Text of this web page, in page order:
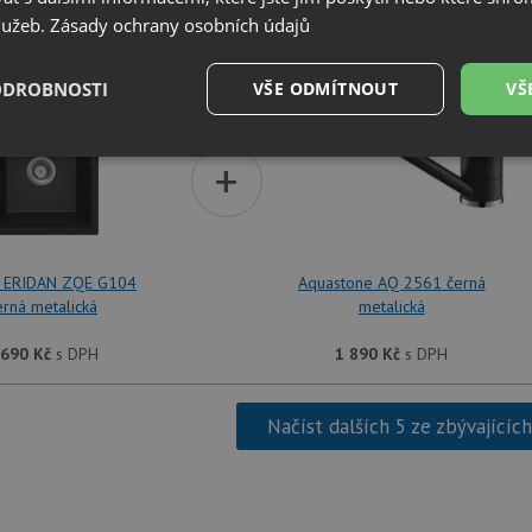
SET Deante ERIDAN ZQE G104 černá metalická +
ZQE G104
metalická
Kčs DPH
+
Aquastone AQ 2561 černá
metalická
1 890 Kč s DPH
Načíst dalších 5 ze
Zásady ochrany osobních údajů
VŠE ODMÍTNOUT
Výkonové
Soubory cílení Funkční soubory
soubory Výkonové soubory Funkční soubory
cookie umožňují základní funkce webových stránek, jako je přihlášení uživatele a
nutných souborů cookie správně používat.
Popis